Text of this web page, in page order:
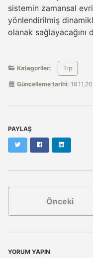
sistemin zamansal
yönlendirilmiş
olanak sağlayacağını
Kategoriler: Tip
Güncelleme tarihi:
PAYLAŞ
Twitter Facebook
Önceki
YORUM YAPIN